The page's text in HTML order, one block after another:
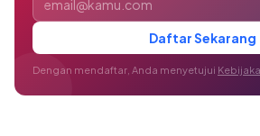
Daftar Sekarang
Dengan mendaftar, Anda menyetujui